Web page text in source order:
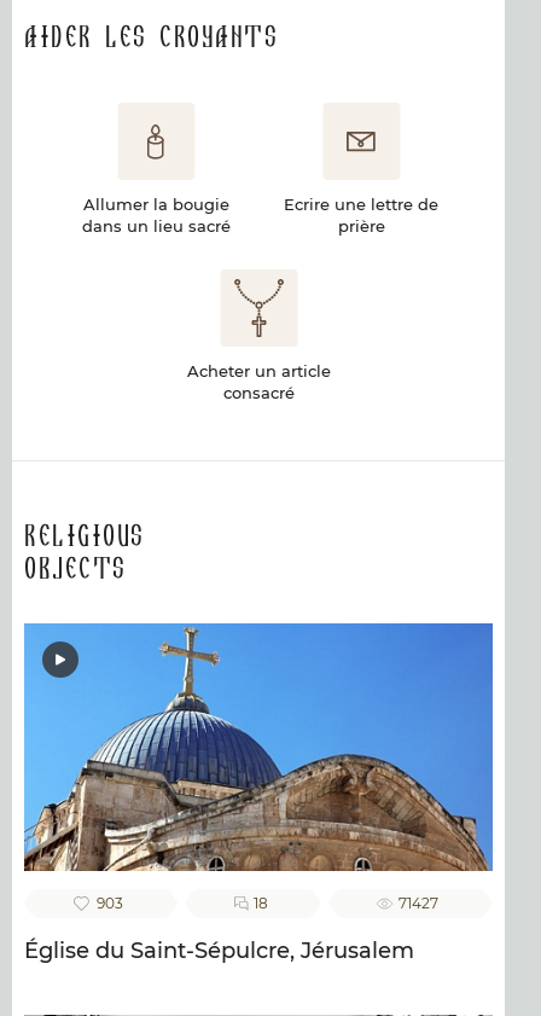
Aider les croyants
Allumer la bougie
dans un lieu sacré
Ecrire une lettre de
prière
Acheter un article
consacré
Religious
Objects
903 18 71427
Église du Saint-Sépulcre, Jérusalem